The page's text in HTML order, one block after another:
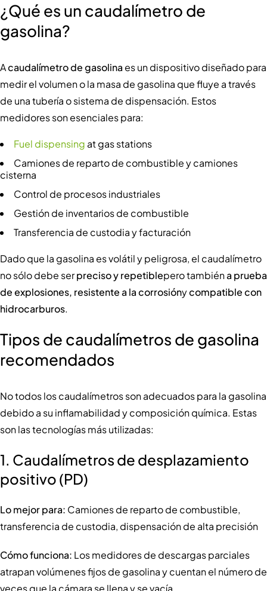
¿Qué es un caudalímetro de
gasolina?
Acaudalímetro de gasolinaes un dispositivo diseñado para
medir el volumen o la masa de gasolina que fluye a través
de una tubería o sistema de dispensación. Estos
medidores son esenciales para:
Fuel dispensing at gas stations
Camiones de reparto de combustible y camiones
cisterna
Control de procesos industriales
Gestión de inventarios de combustible
Transferencia de custodia y facturación
Dado que la gasolina es volátil y peligrosa, el caudalímetro
no sólo debe serpreciso y repetiblepero tambiéna prueba
de explosiones, resistente a la corrosiónycompatible con
hidrocarburos.
Tipos de caudalímetros de gasolina
recomendados
No todos los caudalímetros son adecuados para la gasolina
debido a su inflamabilidad y composición química. Estas
son las tecnologías más utilizadas:
1. Caudalímetros de desplazamiento
positivo (PD)
Lo mejor para: Camiones de reparto de combustible,
transferencia de custodia, dispensación de alta precisión
Cómo funciona: Los medidores de descargas parciales
atrapan volúmenes fijos de gasolina y cuentan el número de
veces que la cámara se llena y se vacía.